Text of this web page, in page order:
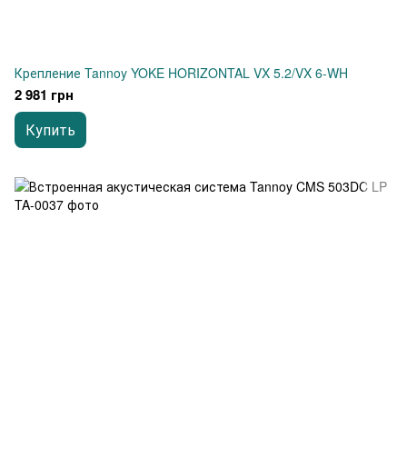
Крепление Tannoy YOKE HORIZONTAL VX 5.2/VX 6-WH
2 981 грн
Купить